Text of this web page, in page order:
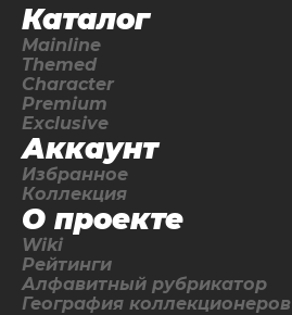
Каталог
Mainline
Themed
Character
Premium
Exclusive
Аккаунт
Избранное
Коллекция
О проекте
Wiki
Рейтинги
Алфавитный рубрикатор
География коллекционеров